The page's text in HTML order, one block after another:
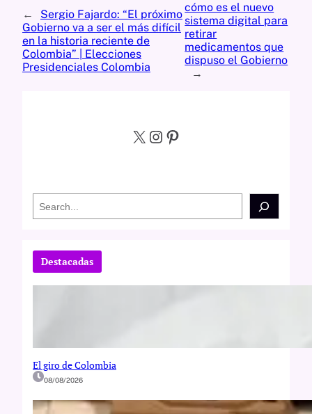
←
Sergio Fajardo: “El próximo
Gobierno va a ser el más difícil
en la historia reciente de
Colombia” | Elecciones
Presidenciales Colombia
cómo es el nuevo
sistema digital para
retirar
medicamentos que
dispuso el Gobierno
→
X Instagram Pinterest
c
Destacadas
El giro de Colombia
08/08/2026